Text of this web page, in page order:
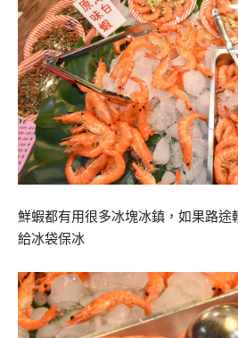
鮮蝦都有用很多冰塊冰鎮，如果路途
給冰袋保冰